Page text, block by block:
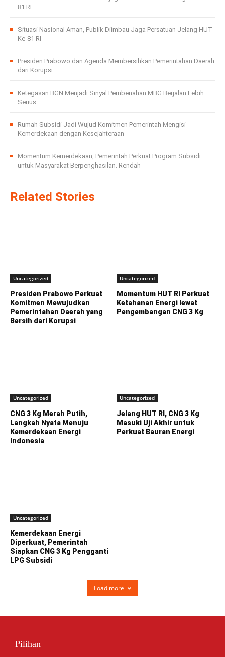
81 RI
Situasi Nasional Aman, Publik Diimbau Jaga Persatuan Jelang HUT
Ke-81 RI
Presiden Prabowo dan Agenda Membersihkan Pemerintahan Daerah
dari Korupsi
Ketegasan BGN Menjadi Sinyal Pembenahan MBG Berjalan Lebih
Serius
Rumah Subsidi Jadi Wujud Komitmen Pemerintah Mengisi
Kemerdekaan dengan Kesejahteraan
Momentum Kemerdekaan, Pemerintah Perkuat Program Subsidi
untuk Masyarakat Berpenghasilan. Rendah
Related Stories
Uncategorized
Presiden Prabowo Perkuat
Komitmen Mewujudkan
Pemerintahan Daerah yang
Bersih dari Korupsi
Uncategorized
Momentum HUT RI Perkuat
Ketahanan Energi lewat
Pengembangan CNG 3 Kg
Uncategorized
CNG 3 Kg Merah Putih,
Langkah Nyata Menuju
Kemerdekaan Energi
Indonesia
Uncategorized
Jelang HUT RI, CNG 3 Kg
Masuki Uji Akhir untuk
Perkuat Bauran Energi
Uncategorized
Kemerdekaan Energi
Diperkuat, Pemerintah
Siapkan CNG 3 Kg Pengganti
LPG Subsidi
Load more
Pilihan